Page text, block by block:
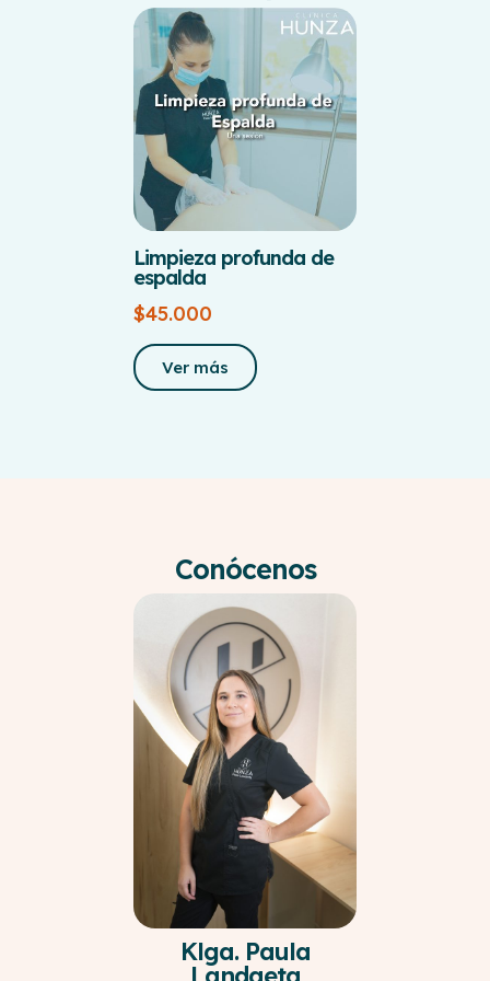
Limpieza profunda de
espalda
$45.000
Ver más
Conócenos
Klga. Paula